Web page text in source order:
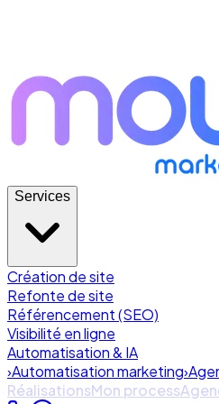
Services
Création de site
Refonte de site
Référencement (SEO)
Visibilité en ligne
Automatisation & IA
›Automatisation marketing›
RéalisationsMon process